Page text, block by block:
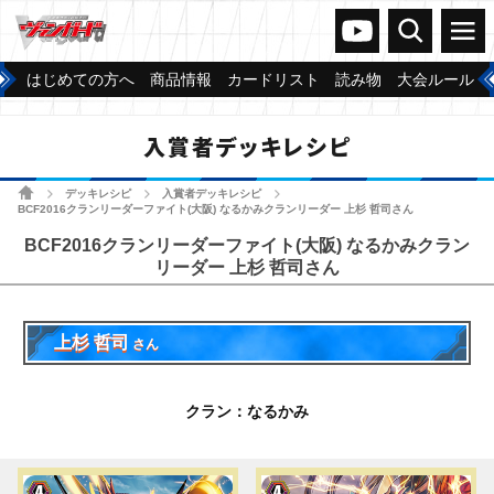
ヴァンガードch
検索 メニュー
はじめての方へ 商品情報 カードリスト 読み物 大会ルール
入賞者デッキレシピ
ホームデッキレシピ 入賞者デッキレシピ
BCF2016クランリーダーファイト(大阪) なるかみクランリーダー 上杉 哲司さん
BCF2016クランリーダーファイト(大阪) なるかみクラン
リーダー 上杉 哲司さん
上杉 哲司 さん
クラン：なるかみ